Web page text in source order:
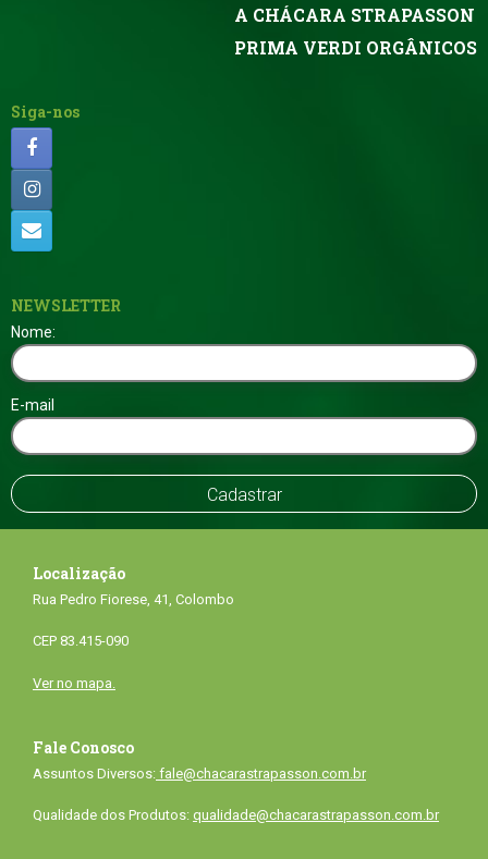
A CHÁCARA STRAPASSON
PRIMA VERDI ORGÂNICOS
Siga-nos
NEWSLETTER
Nome:
E-mail
Localização
Rua Pedro Fiorese, 41, Colombo
CEP 83.415-090
Ver no mapa.
Fale Conosco
Assuntos Diversos: fale@chacarastrapasson.com.br
Qualidade dos Produtos: qualidade@chacarastrapasson.com.br